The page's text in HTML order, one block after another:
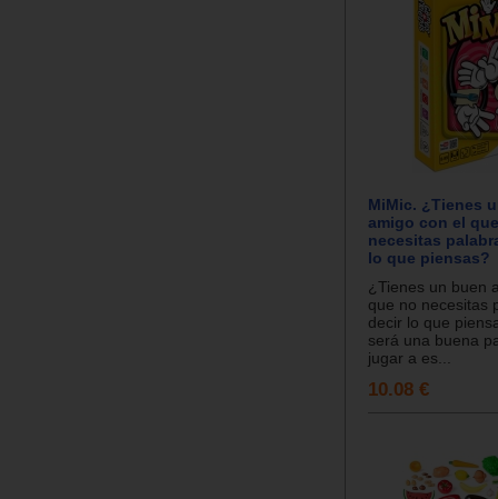
MiMic. ¿Tienes
amigo con el
necesitas
lo que piensas?
¿Tienes un buen
que no necesitas
decir lo que
será una buena
jugar a es...
10.08 €